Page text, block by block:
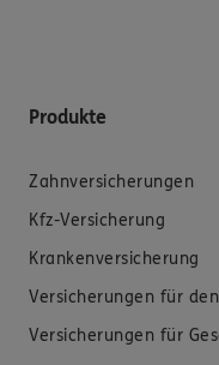
Produkte
Zahnversicherungen
Kfz-Versicherung
Krankenversicherung
Versicherungen für
Versicherungen für